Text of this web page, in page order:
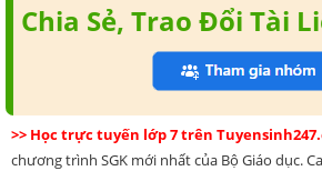
Chia Sẻ, Trao Đổi Tài
>> Học trực tuyến lớp 7 trên
chương trình SGK mới nhất của Bộ Giáo dục.